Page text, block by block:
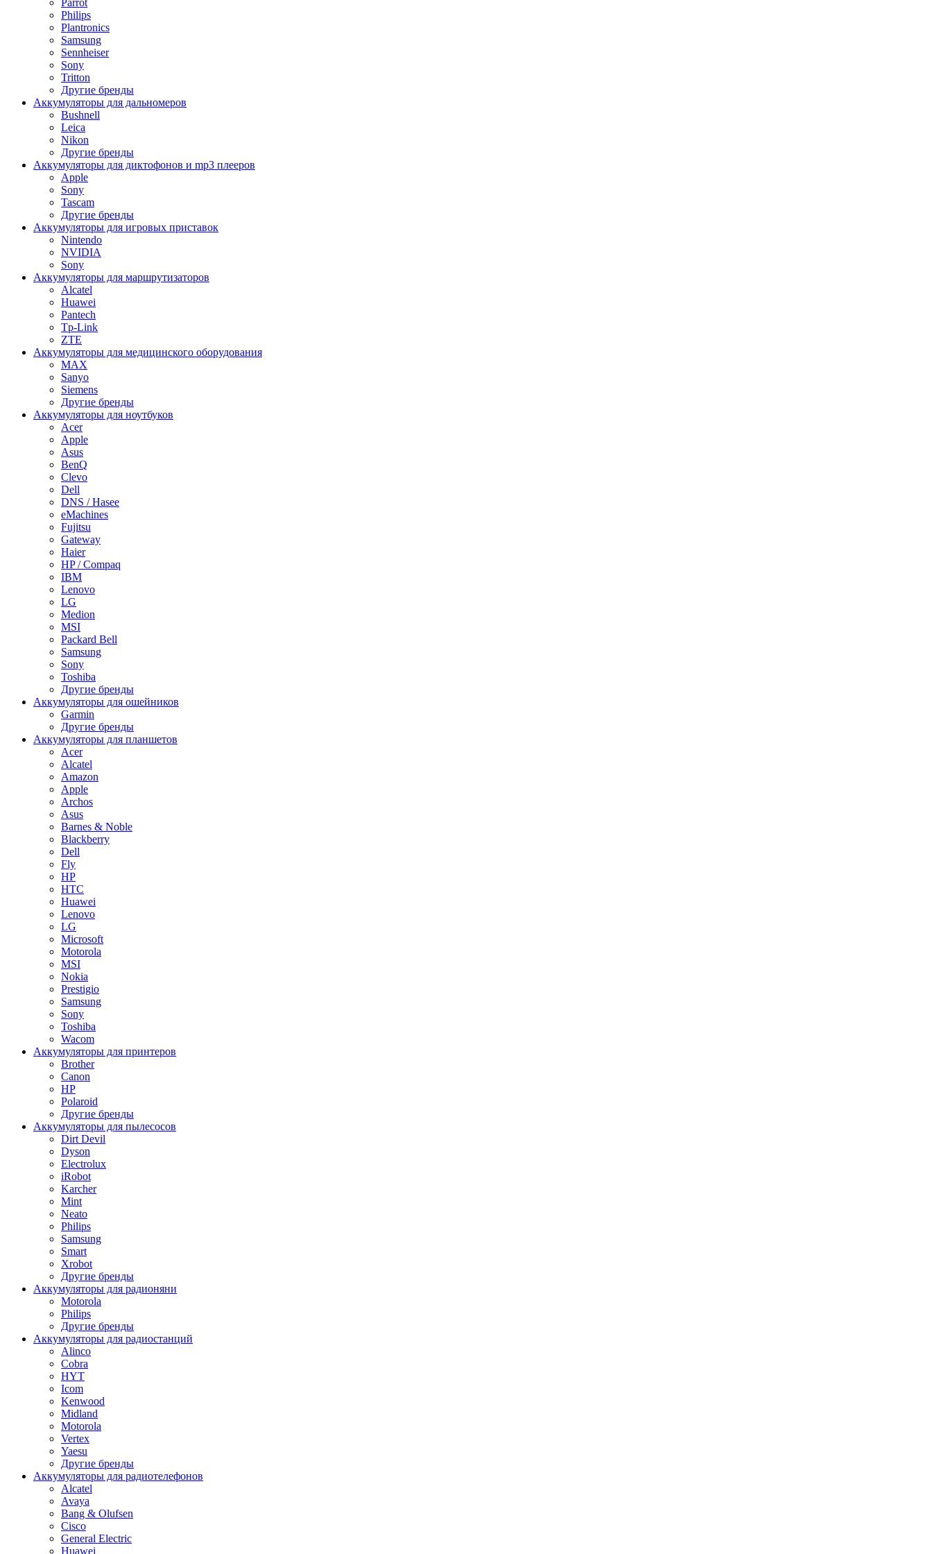
Philips
Plantronics
Samsung
Sennheiser
Sony
Tritton
Другие бренды
Аккумуляторы для дальномеров
Bushnell
Leica
Nikon
Другие бренды
Аккумуляторы для диктофонов и mp3 плееров
Apple
Sony
Tascam
Другие бренды
Аккумуляторы для игровых приставок
Nintendo
NVIDIA
Sony
Аккумуляторы для маршрутизаторов
Alcatel
Huawei
Pantech
Tp-Link
ZTE
Аккумуляторы для медицинского оборудования
MAX
Sanyo
Siemens
Другие бренды
Аккумуляторы для ноутбуков
Acer
Apple
Asus
BenQ
Clevo
Dell
DNS / Hasee
eMachines
Fujitsu
Gateway
Haier
HP / Compaq
IBM
Lenovo
LG
Medion
MSI
Packard Bell
Samsung
Sony
Toshiba
Другие бренды
Аккумуляторы для ошейников
Garmin
Другие бренды
Аккумуляторы для планшетов
Acer
Alcatel
Amazon
Apple
Archos
Asus
Barnes & Noble
Blackberry
Dell
Fly
HP
HTC
Huawei
Lenovo
LG
Microsoft
Motorola
MSI
Nokia
Prestigio
Samsung
Sony
Toshiba
Wacom
Аккумуляторы для принтеров
Brother
Canon
HP
Polaroid
Другие бренды
Аккумуляторы для пылесосов
Dirt Devil
Dyson
Electrolux
iRobot
Karcher
Mint
Neato
Philips
Samsung
Smart
Xrobot
Другие бренды
Аккумуляторы для радионяни
Motorola
Philips
Другие бренды
Аккумуляторы для радиостанций
Alinco
Cobra
HYT
Icom
Kenwood
Midland
Motorola
Vertex
Yaesu
Другие бренды
Аккумуляторы для радиотелефонов
Alcatel
Avaya
Bang & Olufsen
Cisco
General Electric
Huawei